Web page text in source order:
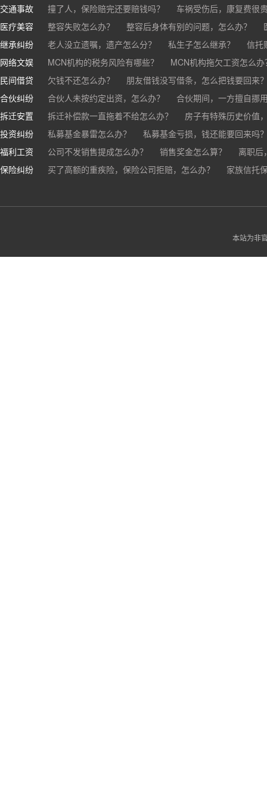
离婚了公司股权怎么处理？ 离婚后财产怎么分？
交通事故 撞了人，保险赔完还要赔钱吗？
车祸受伤后，康复费很
交通事故中，医保和对方赔偿能同时拿吗？
车祸导致人
医疗美容 整容失败怎么办？ 整容后身体有别的问题，怎么办？
医美机构宣传的与实际结果不符怎么办？
医疗事故怎么
医疗器械出问题，怎么办？
继承纠纷 老人没立遗嘱，遗产怎么分？ 私生子怎么继承？
信托
基金怎么继承？
股票怎么继承？
网络文娱 MCN机构的税务风险有哪些？
MCN机构拖欠工资怎么办
抖音账号归谁？
民间借贷 欠钱不还怎么办？
朋友借钱没写借条，怎么把钱要回来
帮人担保借款，对方不还，我要承担全部责任吗？
合伙纠纷 合伙人未按约定出资，怎么办？
合伙期间，一方擅自挪
和合伙人有矛盾，怎么办？
拆迁安置 拆迁补偿款一直拖着不给怎么办？
房子有特殊历史价值
投资纠纷
私募基金暴雷怎么办？
私募基金亏损，钱还能要回来吗
福利工资
公司不发销售提成怎么办？ 销售奖金怎么算？
离职后
销售目标未完成，公司有权不发提成和奖金吗？
公司变
保险纠纷 买了高额的重疾险，保险公司拒赔，怎么办？
家族信托
本站为非